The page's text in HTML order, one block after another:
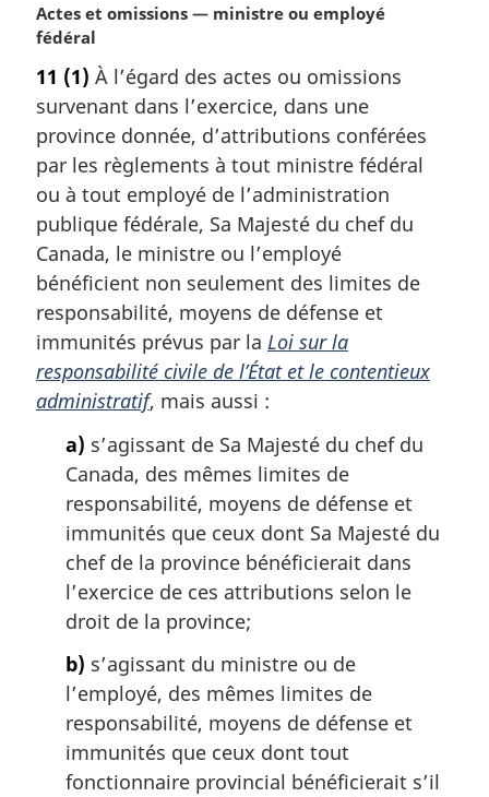
N
o
e
m
a
r
g
i
n
a
l
:
Actes et omissions — ministre ou employé
fédéral
11 (1) À l’égard des actes ou omissions
survenant dans l’exercice, dans une
province donnée, d’attributions conférées
par les règlements à tout ministre fédéral
ou à tout employé de l’administration
publique fédérale, Sa Majesté du chef du
Canada, le ministre ou l’employé
bénéficient non seulement des limites de
responsabilité, moyens de défense et
immunités prévus par la Loi sur la
responsabilité civile de l’État et le contentieux
administratif, mais aussi :
a) s’agissant de Sa Majesté du chef du
Canada, des mêmes limites de
responsabilité, moyens de défense et
immunités que ceux dont Sa Majesté du
chef de la province bénéficierait dans
l’exercice de ces attributions selon le
droit de la province;
b) s’agissant du ministre ou de
l’employé, des mêmes limites de
responsabilité, moyens de défense et
immunités que ceux dont tout
fonctionnaire provincial bénéficierait s’il